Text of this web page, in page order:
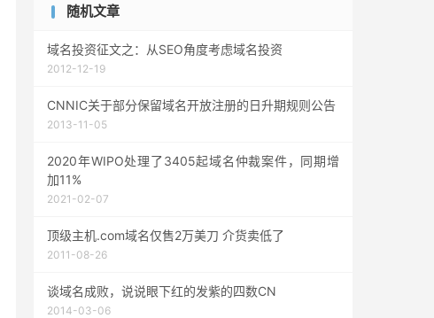
随机文章
域名投资征文之：从SEO角度考虑域名投资
2012-12-19
CNNIC关于部分保留域名开放注册的日升期规则公告
2013-11-05
2020年WIPO处理了3405起域名仲裁案件，同期增
加11%
2021-02-07
顶级主机.com域名仅售2万美刀 介货卖低了
2011-08-26
谈域名成败，说说眼下红的发紫的四数CN
2014-03-06